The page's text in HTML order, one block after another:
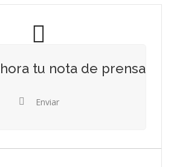
tu nota de prensa
Enviar